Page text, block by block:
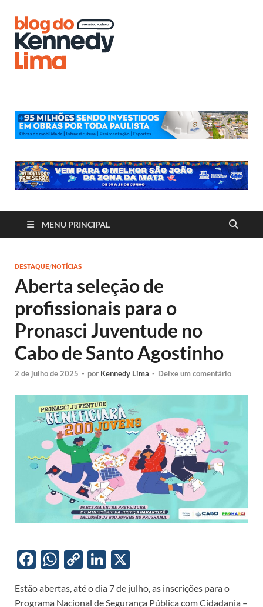
MENU PRINCIPAL
DESTAQUE/NOTÍCIAS
Aberta seleção de
profissionais para o
Pronasci Juventude no
Cabo de Santo Agostinho
2 de julho de 2025 - por Kennedy Lima - Deixe um comentário
F
e
W
at
C
p
Li
k
Estão abertas, até o dia 7 de julho, as inscrições para o
Programa Nacional de Segurança Pública com Cidadania –